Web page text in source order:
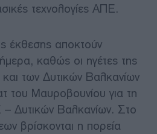
τεχνολογίες ΑΠΕ.
έκθεσης αποκτούν
καθώς οι ηγέτες της
των Δυτικών Βαλκανίων
του Μαυροβουνίου για τη
Δυτικών Βαλκανίων. Στο
βρίσκονται η πορεία